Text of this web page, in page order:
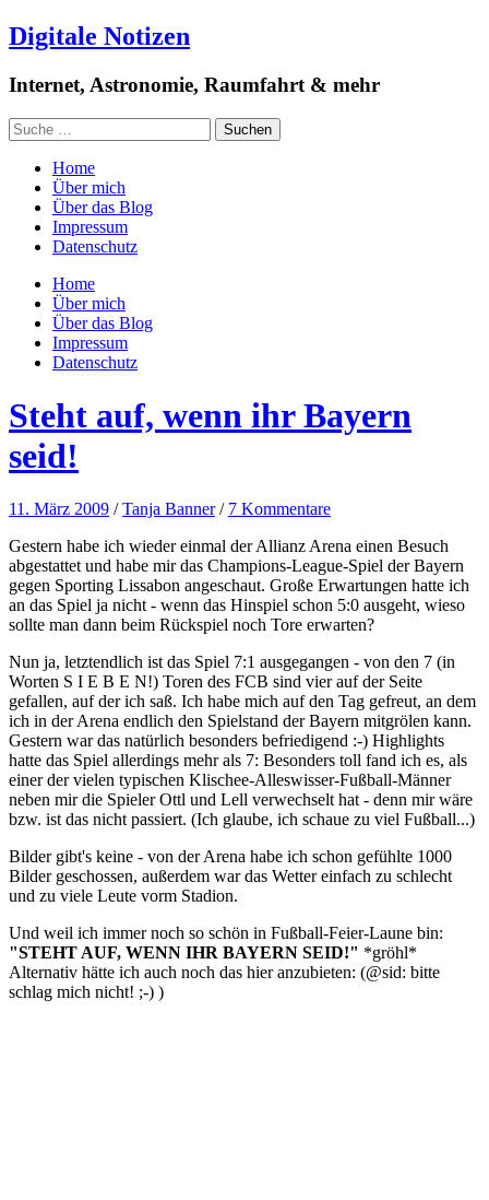
Digitale Notizen
Internet, Astronomie, Raumfahrt & mehr
Home
Über mich
Über das Blog
Impressum
Datenschutz
Home
Über mich
Über das Blog
Impressum
Datenschutz
Steht auf, wenn ihr Bayern
seid!
11. März 2009 /Tanja Banner / 7 Kommentare
Gestern habe ich wieder einmal der Allianz Arena einen Besuch
abgestattet und habe mir das Champions-League-Spiel der Bayern
gegen Sporting Lissabon angeschaut. Große Erwartungen hatte ich
an das Spiel ja nicht - wenn das Hinspiel schon 5:0 ausgeht, wieso
sollte man dann beim Rückspiel noch Tore erwarten?
Nun ja, letztendlich ist das Spiel 7:1 ausgegangen - von den 7 (in
Worten S I E B E N!) Toren des FCB sind vier auf der Seite
gefallen, auf der ich saß. Ich habe mich auf den Tag gefreut, an dem
ich in der Arena endlich den Spielstand der Bayern mitgrölen kann.
Gestern war das natürlich besonders befriedigend :-) Highlights
hatte das Spiel allerdings mehr als 7: Besonders toll fand ich es, als
einer der vielen typischen Klischee-Alleswisser-Fußball-Männer
neben mir die Spieler Ottl und Lell verwechselt hat - denn mir wäre
bzw. ist das nicht passiert. (Ich glaube, ich schaue zu viel Fußball...)
Bilder gibt's keine - von der Arena habe ich schon gefühlte 1000
Bilder geschossen, außerdem war das Wetter einfach zu schlecht
und zu viele Leute vorm Stadion.
Und weil ich immer noch so schön in Fußball-Feier-Laune bin:
"STEHT AUF, WENN IHR BAYERN SEID!" *gröhl*
Alternativ hätte ich auch noch das hier anzubieten: (@sid: bitte
schlag mich nicht! ;-) )